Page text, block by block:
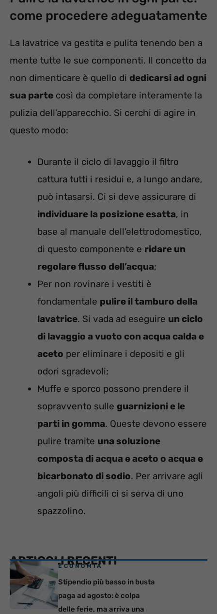
come procedere adeguatamente
La lavatrice va gestita e pulita tenendo ben a
mente tutte le sue componenti. Il concetto da
non dimenticare è quello di dedicarsi ad ogni
sua parte così da completare interamente la
pulizia dell’apparecchio. Si cerchi di agire in
questo modo:
Durante il ciclo di lavaggio il filtro
cattura tutti i residui e, a lungo andare,
può intasarsi. Ci si deve assicurare di
individuare la posizione esatta, in
base al manuale dell’elettrodomestico,
di questo componente e ridare un
regolare flusso dell’acqua;
Per non rovinare i vestiti è
fondamentale pulire il tamburo della
lavatrice. Si vada ad eseguire un ciclo
di lavaggio a vuoto con acqua calda e
aceto per eliminare i depositi e gli
odori sgradevoli;
Muffe e sporco possono prendere il
sopravvento sulle guarnizioni e le
parti in gomma. Queste devono essere
pulire tramite una soluzione
composta di acqua e aceto o acqua e
bicarbonato di sodio. Per arrivare agli
angoli più difficili ci si serva di uno
spazzolino.
ARTICOLI RECENTI
ECONOMIA
Stipendio più basso in busta
paga ad agosto: è colpa
delle ferie, ma arriva una